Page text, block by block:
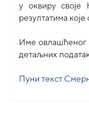
у оквиру своје
резултатима
Име овлашћеног
детаљних
Пуни текст